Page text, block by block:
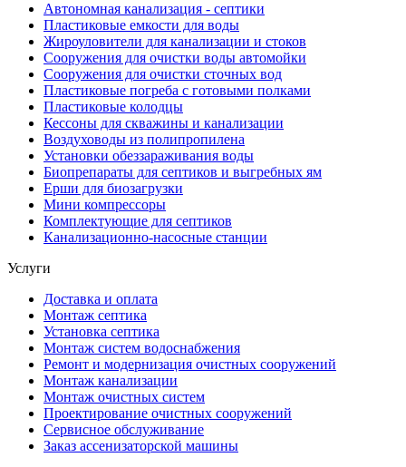
Автономная канализация - септики
Пластиковые емкости для воды
Жироуловители для канализации и стоков
Сооружения для очистки воды автомойки
Сооружения для очистки сточных вод
Пластиковые погреба с готовыми полками
Пластиковые колодцы
Кессоны для скважины и канализации
Воздуховоды из полипропилена
Установки обеззараживания воды
Биопрепараты для септиков и выгребных ям
Ерши для биозагрузки
Мини компрессоры
Комплектующие для септиков
Канализационно-насосные станции
Услуги
Доставка и оплата
Монтаж септика
Установка септика
Монтаж систем водоснабжения
Ремонт и модернизация очистных сооружений
Монтаж канализации
Монтаж очистных систем
Проектирование очистных сооружений
Сервисное обслуживание
Заказ ассенизаторской машины